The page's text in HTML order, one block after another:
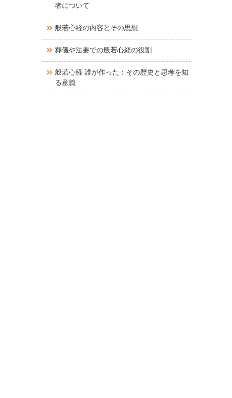
者について
般若心経の内容とその思想
葬儀や法要での般若心経の役割
般若心経 誰が作った：その歴史と思考を知
る意義